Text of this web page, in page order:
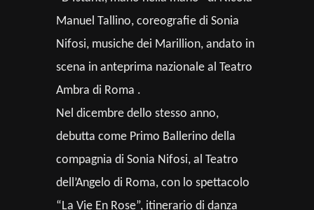
Manuel Tallino, coreografie di Sonia
Nifosi, musiche dei Marillion, andato in
scena in anteprima nazionale al Teatro
Ambra di Roma .
Nel dicembre dello stesso anno,
debutta come Primo Ballerino della
compagnia di Sonia Nifosi, al Teatro
dell’Angelo di Roma, con lo spettacolo
“La Vie En Rose”, itinerario di danza